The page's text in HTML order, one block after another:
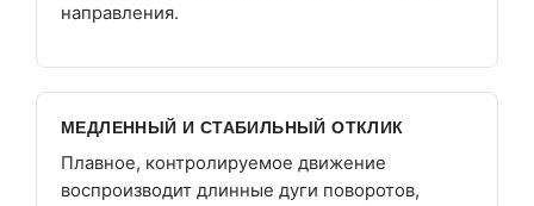
направления.
МЕДЛЕННЫЙ И СТАБИЛЬНЫЙ ОТКЛИК
Плавное, контролируемое движение
воспроизводит длинные дуги поворотов,